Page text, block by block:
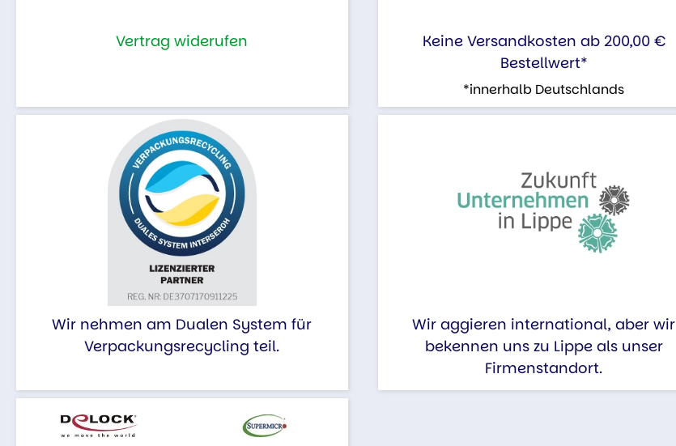
Vertrag widerufen
Keine Versandkosten ab 200,00 €
Bestellwert*
*innerhalb Deutschlands
Wir nehmen am Dualen System für
Verpackungsrecycling teil.
Wir aggieren international, aber wir
bekennen uns zu Lippe als unser
Firmenstandort.